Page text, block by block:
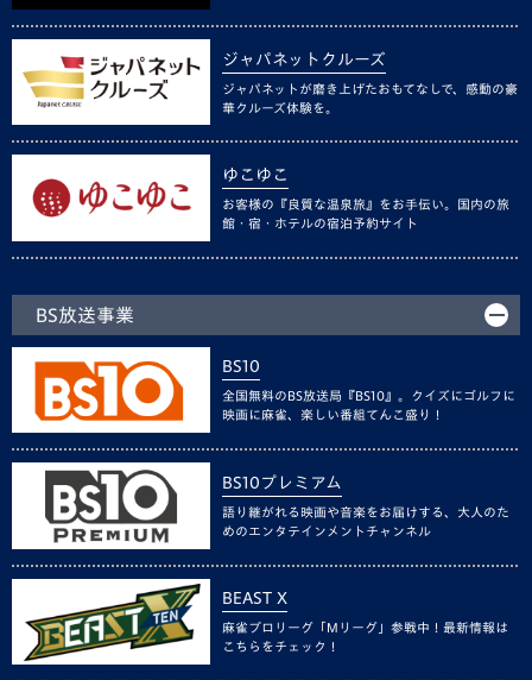
ジャパネットクルーズ
ジャパネットが磨き上げたおもてなしで、感動の豪
華クルーズ体験を。
ゆこゆこ
お客様の『良質な温泉旅』をお手伝い。国内の旅
館・宿・ホテルの宿泊予約サイト
BS放送事業
BS10
全国無料のBS放送局『BS10』。クイズにゴルフに
映画に麻雀、楽しい番組てんこ盛り！
BS10プレミアム
語り継がれる映画や音楽をお届けする、大人のた
めのエンタテインメントチャンネル
BEAST X
麻雀プロリーグ「Mリーグ」参戦中！最新情報は
こちらをチェック！